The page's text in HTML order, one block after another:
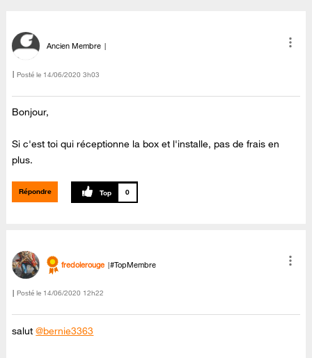
Ancien Membre
Posté le ‎14/06/2020 3h03
Bonjour,
Si c'est toi qui réceptionne la box et l'installe, pas de frais en
plus.
Répondre 0
fredolerouge #TopMembre
Posté le ‎14/06/2020 12h22
salut@bernie3363